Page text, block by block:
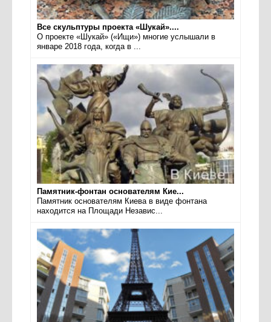
Все скульптуры проекта «Шукай»....
О проекте «Шукай» («Ищи») многие услышали в
январе 2018 года, когда в ...
Памятник-фонтан основателям Кие...
Памятник основателям Киева в виде фонтана
находится на Площади Независ...